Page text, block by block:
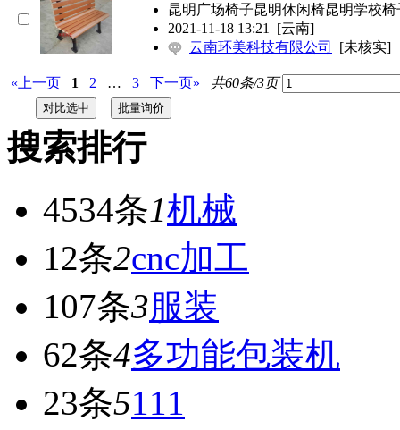
昆明广场椅子昆明休闲椅昆明学校椅
2021-11-18 13:21 [云南]
云南环美科技有限公司
[未核实]
«上一页 1 2 … 3 下一页» 共60条/3页
搜索排行
4534条1机械
12条2cnc加工
107条3服装
62条4多功能包装机
23条5111